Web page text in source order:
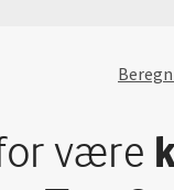
være